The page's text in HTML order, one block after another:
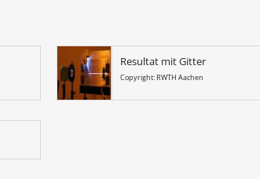
Resultat mit Gitter
Copyright: RWTH Aachen